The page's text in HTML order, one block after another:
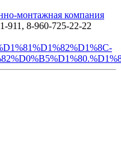
монтажная компания
911, 8-960-725-22-22